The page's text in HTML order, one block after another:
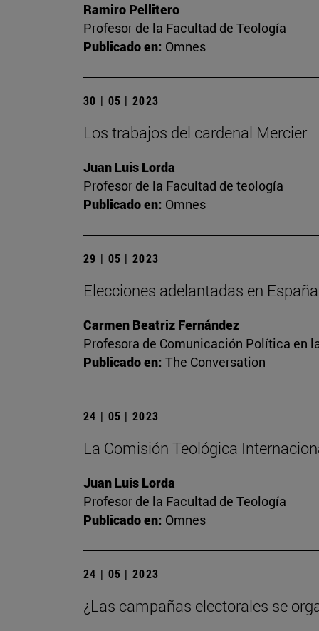
Ramiro Pellitero
Profesor de la Facultad de Teología
Publicado en: Omnes
30 | 05 | 2023
Los trabajos del cardenal Mercier
Juan Luis Lorda
Profesor de la Facultad de teología
Publicado en: Omnes
29 | 05 | 2023
Elecciones adelantadas en
Carmen Beatriz Fernández
Profesora de Comunicación Política en
Publicado en: The Conversation
24 | 05 | 2023
La Comisión Teológica
Juan Luis Lorda
Profesor de la Facultad de Teología
Publicado en: Omnes
24 | 05 | 2023
¿Las campañas electorales se